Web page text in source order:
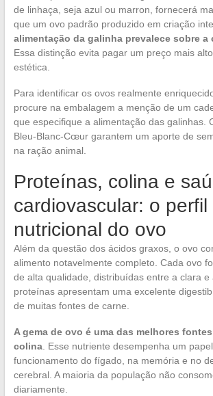
de linhaça, seja azul ou marron, fornecerá
que um ovo padrão produzido em criação
alimentação da galinha prevalece sobre a
Essa distinção evita pagar um preço mais
estética.
Para identificar os ovos realmente
procure na embalagem a menção de um
que especifique a alimentação das galinhas.
Bleu-Blanc-Cœur garantem um aporte de
na ração animal.
Proteínas, colina e
cardiovascular: o perfil
nutricional do ovo
Além da questão dos ácidos graxos, o ovo
alimento notavelmente completo. Cada ovo
de alta qualidade, distribuídas entre a clara e
proteínas apresentam uma excelente
de muitas fontes de carne.
A gema de ovo é uma das melhores
colina. Esse nutriente desempenha um
funcionamento do fígado, na memória e no
cerebral. A maioria da população não
diariamente.